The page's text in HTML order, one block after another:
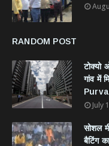
RANDOM POST
टोक्यो
गांव में
July
सोशल
बैटिंग